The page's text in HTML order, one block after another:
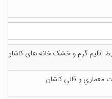
اقلیم گرم و خشک خانه های
معماري و قالي كاشان